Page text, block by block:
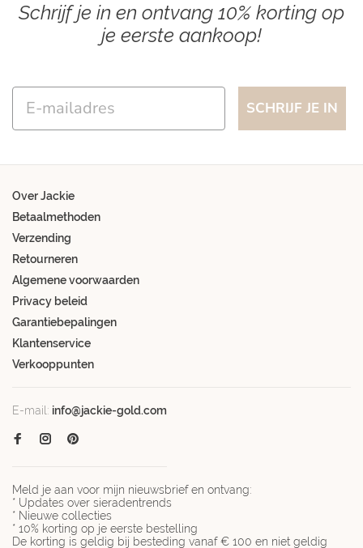
Schrijf je in en ontvang 10% korting op
je eerste aankoop!
Email
SCHRIJF JE IN
Over Jackie
Betaalmethoden
Verzending
Retourneren
Algemene voorwaarden
Privacy beleid
Garantiebepalingen
Klantenservice
Verkooppunten
E-mail: info@jackie-gold.com
Meld je aan voor mijn nieuwsbrief en ontvang:
* Updates over sieradentrends
* Nieuwe collecties
* 10% korting op je eerste bestelling
De korting is geldig bij besteding vanaf € 100 en niet geldig